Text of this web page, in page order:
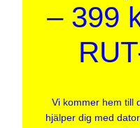
– 399
Vi kommer hem till
hjälper dig med